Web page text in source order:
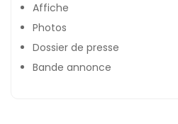
Affiche
Photos
Dossier de presse
Bande annonce